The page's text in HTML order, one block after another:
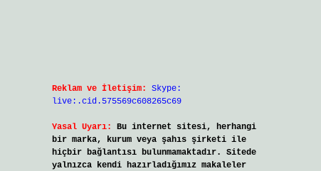
Reklam ve İletişim:
Skype:
live:.cid.575569c608265c69
Yasal Uyarı:
Bu internet sitesi, herhangi
bir marka, kurum veya şahıs şirketi ile
hiçbir bağlantısı bulunmamaktadır. Sitede
yalnızca kendi hazırladığımız makaleler